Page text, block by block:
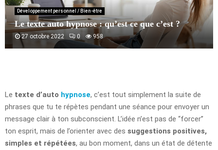
Développement personnel / Bien-être
Le texte auto hypnose : qu’est ce que c’est ?
27 octobre 2022 0 958
Le texte d’auto hypnose, c’est tout simplement la suite de
phrases que tu te répètes pendant une séance pour envoyer un
message clair à ton subconscient. L’idée n’est pas de “forcer”
ton esprit, mais de l’orienter avec des suggestions positives,
simples et répétées, au bon moment, dans un état de détente